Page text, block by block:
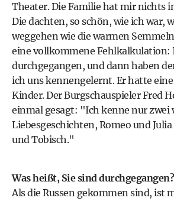
Theater. Die Familie hat mir nichts
Die dachten, so schön, wie ich war,
weggehen wie die warmen
eine vollkommene Fehlkalkulation:
durchgegangen, und dann haben
ich uns kennengelernt. Er hatte
Kinder. Der Burgschauspieler Fred
einmal gesagt: "Ich kenne nur zwei
Liebesgeschichten, Romeo und
und Tobisch."
Was heißt, Sie sind durchgegangen?
Als die Russen gekommen sind, ist